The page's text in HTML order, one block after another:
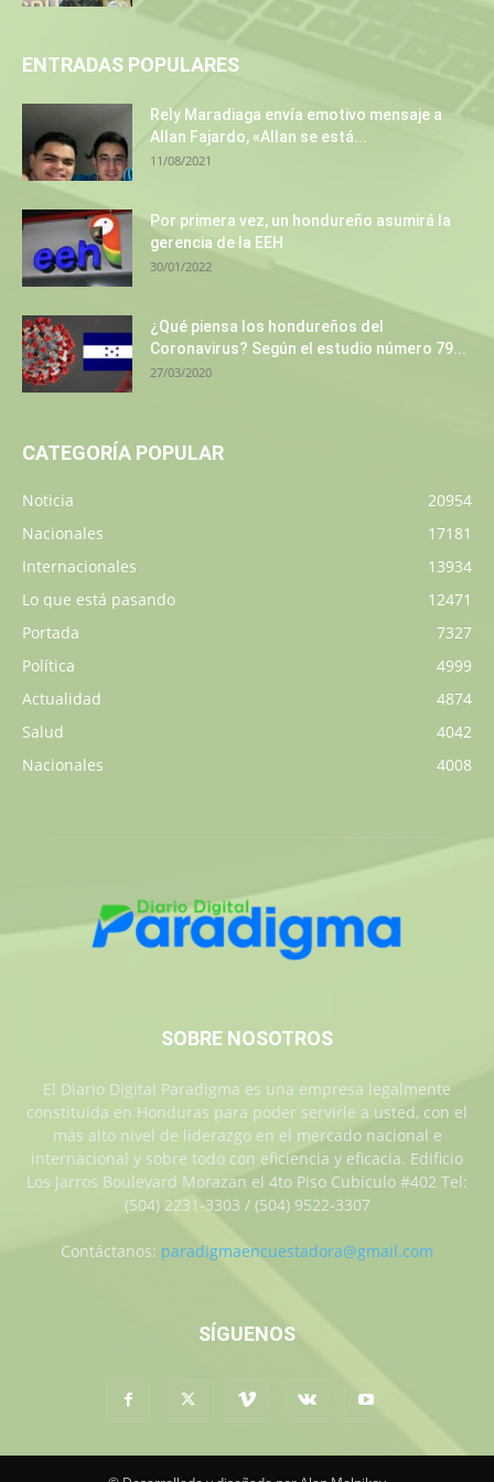
ENTRADAS POPULARES
Rely Maradiaga envía emotivo mensaje a
Allan Fajardo, «Allan se está...
11/08/2021
Por primera vez, un hondureño asumirá la
gerencia de la EEH
30/01/2022
¿Qué piensa los hondureños del
Coronavirus? Según el estudio número 79...
27/03/2020
CATEGORÍA POPULAR
Noticia
20954
Nacionales
17181
Internacionales
13934
Lo que está pasando
12471
Portada
7327
Política
4999
Actualidad
4874
Salud
4042
Nacionales
4008
SOBRE NOSOTROS
El Diario Digital Paradigma es una empresa legalmente
constituida en Honduras para poder servirle a usted, con el
más alto nivel de liderazgo en el mercado nacional e
internacional y sobre todo con eficiencia y eficacia. Edificio
Los Jarros Boulevard Morazan el 4to Piso Cubiculo #402 Tel:
(504) 2231-3303 / (504) 9522-3307
Contáctanos: paradigmaencuestadora@gmail.com
SÍGUENOS